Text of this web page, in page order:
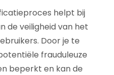
helpt bij
de veiligheid van het
Door je te
frauduleuze
beperkt en kan de